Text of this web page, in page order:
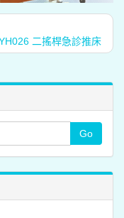
二搖桿急診推床